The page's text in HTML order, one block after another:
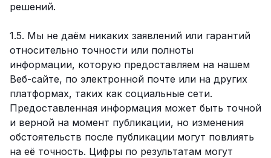
решений.
1.5. Мы не даём никаких заявлений или гарантий
относительно точности или полноты
информации, которую предоставляем на нашем
Веб-сайте, по электронной почте или на других
платформах, таких как социальные сети.
Предоставленная информация может быть точной
и верной на момент публикации, но изменения
обстоятельств после публикации могут повлиять
на её точность. Цифры по результатам могут